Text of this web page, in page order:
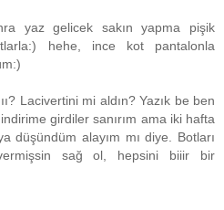
yaz gelicek sakın yapma pişik
hehe, ince kot pantalonla
Lacivertini mi aldın? Yazık be ben
girdiler sanırım ama iki hafta
düşündüm alayım mı diye. Botları
sağ ol, hepsini biiir bir